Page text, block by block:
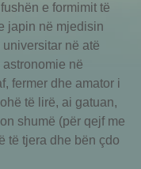
e formimit të
japin në mjedisin
në atë
në
fermer dhe amator i
të lirë, ai gatuan,
shumë (për qejf me
të tjera dhe bën çdo